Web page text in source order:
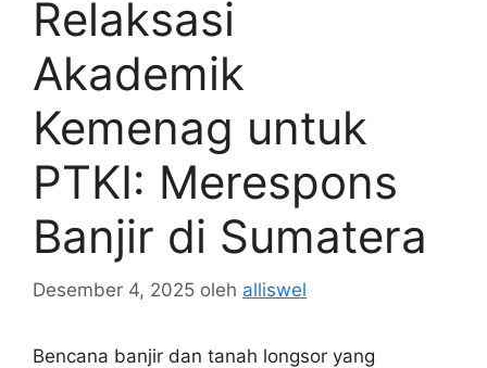
Relaksasi
Akademik
Kemenag untuk
PTKI: Merespons
Banjir di Sumatera
Desember 4, 2025 oleh alliswel
Bencana banjir dan tanah longsor yang